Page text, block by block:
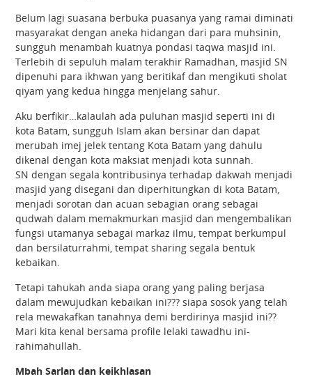
Belum lagi suasana berbuka puasanya yang ramai diminati
masyarakat dengan aneka hidangan dari para muhsinin,
sungguh menambah kuatnya pondasi taqwa masjid ini.
Terlebih di sepuluh malam terakhir Ramadhan, masjid SN
dipenuhi para ikhwan yang beritikaf dan mengikuti sholat
qiyam yang kedua hingga menjelang sahur.
Aku berfikir…kalaulah ada puluhan masjid seperti ini di
kota Batam, sungguh Islam akan bersinar dan dapat
merubah imej jelek tentang Kota Batam yang dahulu
dikenal dengan kota maksiat menjadi kota sunnah.
SN dengan segala kontribusinya terhadap dakwah menjadi
masjid yang disegani dan diperhitungkan di kota Batam,
menjadi sorotan dan acuan sebagian orang sebagai
qudwah dalam memakmurkan masjid dan mengembalikan
fungsi utamanya sebagai markaz ilmu, tempat berkumpul
dan bersilaturrahmi, tempat sharing segala bentuk
kebaikan.
Tetapi tahukah anda siapa orang yang paling berjasa
dalam mewujudkan kebaikan ini??? siapa sosok yang telah
rela mewakafkan tanahnya demi berdirinya masjid ini??
Mari kita kenal bersama profile lelaki tawadhu ini-
rahimahullah.
Mbah Sarlan dan keikhlasan